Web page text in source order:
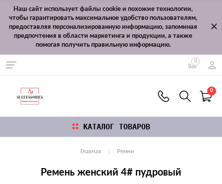
Наш сайт использует файлы cookie и похожие технологии,
чтобы гарантировать максимальное удобство пользователям,
предоставляя персонализированную информацию, запоминая
предпочтения в области маркетинга и продукции, а также
помогая получить правильную информацию.
0
0
КАТАЛОГ ТОВАРОВ
Главная Ремни
Ремень женский 4# пудровый